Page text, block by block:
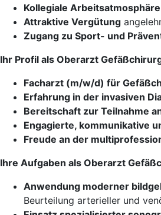
Kollegiale Arbeitsatmosphäre
Attraktive Vergütung
Zugang zu Sport- und
Ihr Profil als Oberarzt
Facharzt (m/w/d) für
Erfahrung in der invasiven
Bereitschaft zur Teilnahme
Engagierte, kommunikative
Freude an der
Ihre Aufgaben als Oberarzt
Anwendung moderner
Beurteilung arterieller und